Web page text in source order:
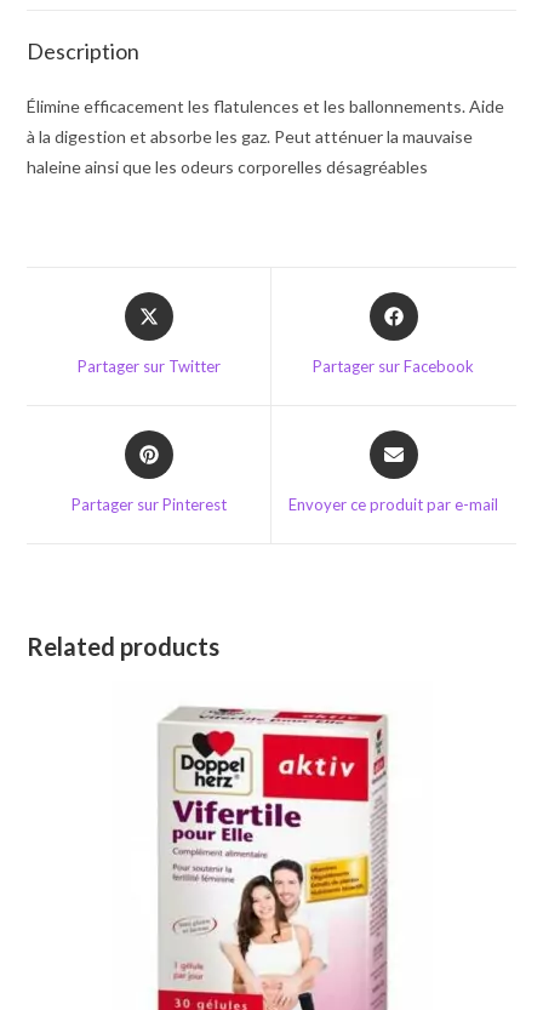
Description
Élimine efficacement les flatulences et les ballonnements. Aide
à la digestion et absorbe les gaz. Peut atténuer la mauvaise
haleine ainsi que les odeurs corporelles désagréables
Opens
in
new
Partager sur Twitter
Opens
in
Partager sur Facebook
Opens
in
Partager sur Pinterest
Opens
in
new
Envoyer ce produit par e-mail
Related products